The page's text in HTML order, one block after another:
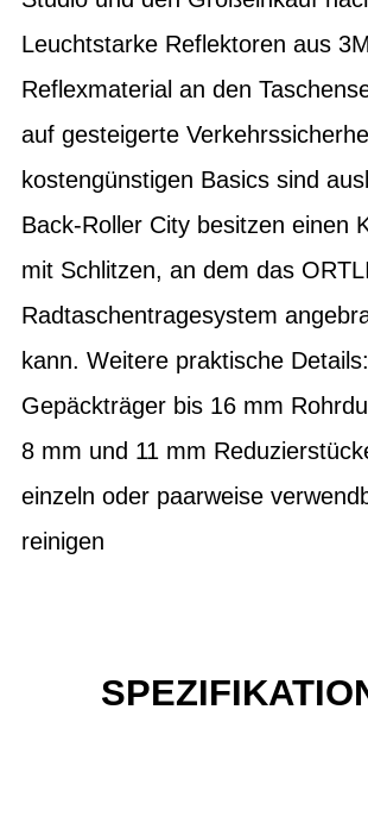
Leuchtstarke Reflektoren aus
Reflexmaterial an den
auf gesteigerte
kostengünstigen Basics sind
Back-Roller City besitzen einen
mit Schlitzen, an dem das
Radtaschentragesystem
kann. Weitere praktische
Gepäckträger bis 16 mm
8 mm und 11 mm
einzeln oder paarweise
reinigen